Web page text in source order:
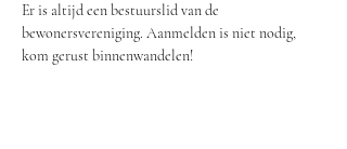
Er is altijd een bestuurslid van de
bewonersvereniging. Aanmelden is niet nodig,
kom gerust binnenwandelen!